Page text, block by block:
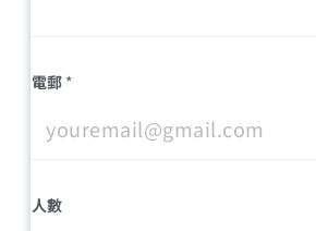
電郵 *
人數